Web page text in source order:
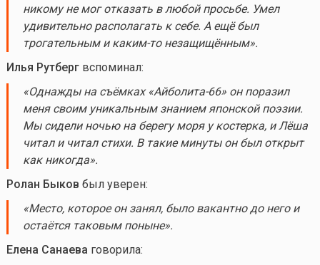
никому не мог отказать в любой просьбе. Умел
удивительно располагать к себе. А ещё был
трогательным и каким-тонезащищённым».
Илья Рутбергвспоминал:
«Однажды на съёмках «Айболита-66» он поразил
меня своим уникальным знанием японской поэзии.
Мы сидели ночью на берегу моря у костерка, и Лёша
читал и читал стихи. В такие минуты он был открыт
как никогда».
Ролан Быков был уверен:
«Место, которое он занял, было вакантно до него и
остаётся таковым поныне».
Елена Санаева говорила: